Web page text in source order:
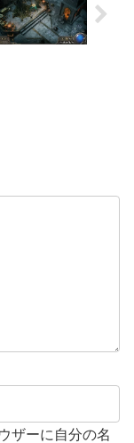
ザーに自分の名